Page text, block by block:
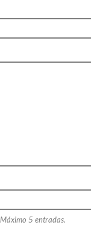
5 entradas.